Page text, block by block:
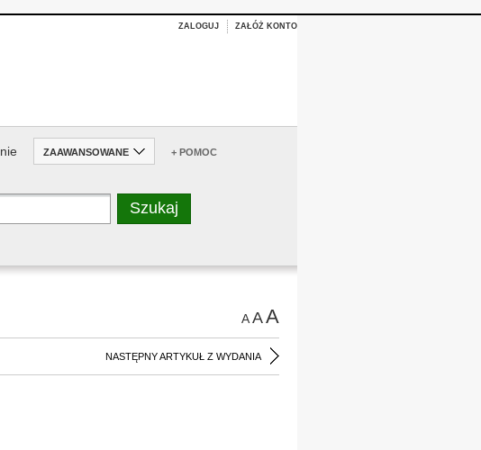
ZALOGUJ ZAŁÓŻ KONTO
ZAAWANSOWANE + POMOC
AAA
NASTĘPNY ARTYKUŁ Z WYDANIA